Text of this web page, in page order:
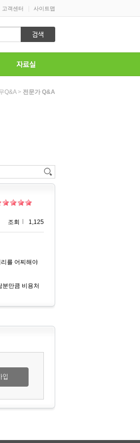
고객센터 사이트맵
Q&A> 전문가 Q&A
조회 1,125
를 어찌해야
만큼 비용처
입